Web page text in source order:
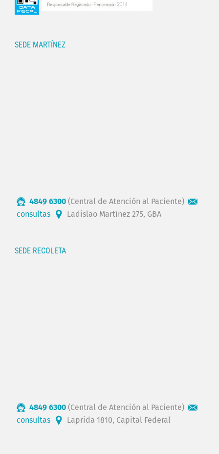
SEDE MARTÍNEZ
4849 6300 (Central de Atención al Paciente)
consultas
Ladislao Martínez 275, GBA
SEDE RECOLETA
4849 6300 (Central de Atención al Paciente)
consultas
Laprida 1810, Capital Federal